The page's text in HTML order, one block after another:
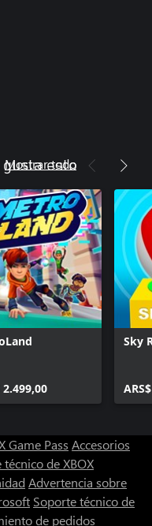
esto
Mostrar todo
2.499,00
Sky
Game Pass Accesorios
técnico de XBOX
Advertencia sobre
Soporte técnico de
de pedidos